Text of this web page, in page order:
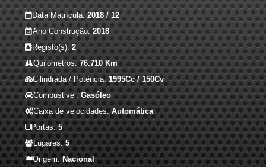
Data Matrícula:2018 / 12
Ano Construção:2018
Registo(s):2
Quilómetros:76.710 Km
Cilindrada / Potência:1995Cc / 150Cv
Combustivel:Gasóleo
Caixa de velocidades:Automática
Portas:5
Lugares:5
Origem:Nacional